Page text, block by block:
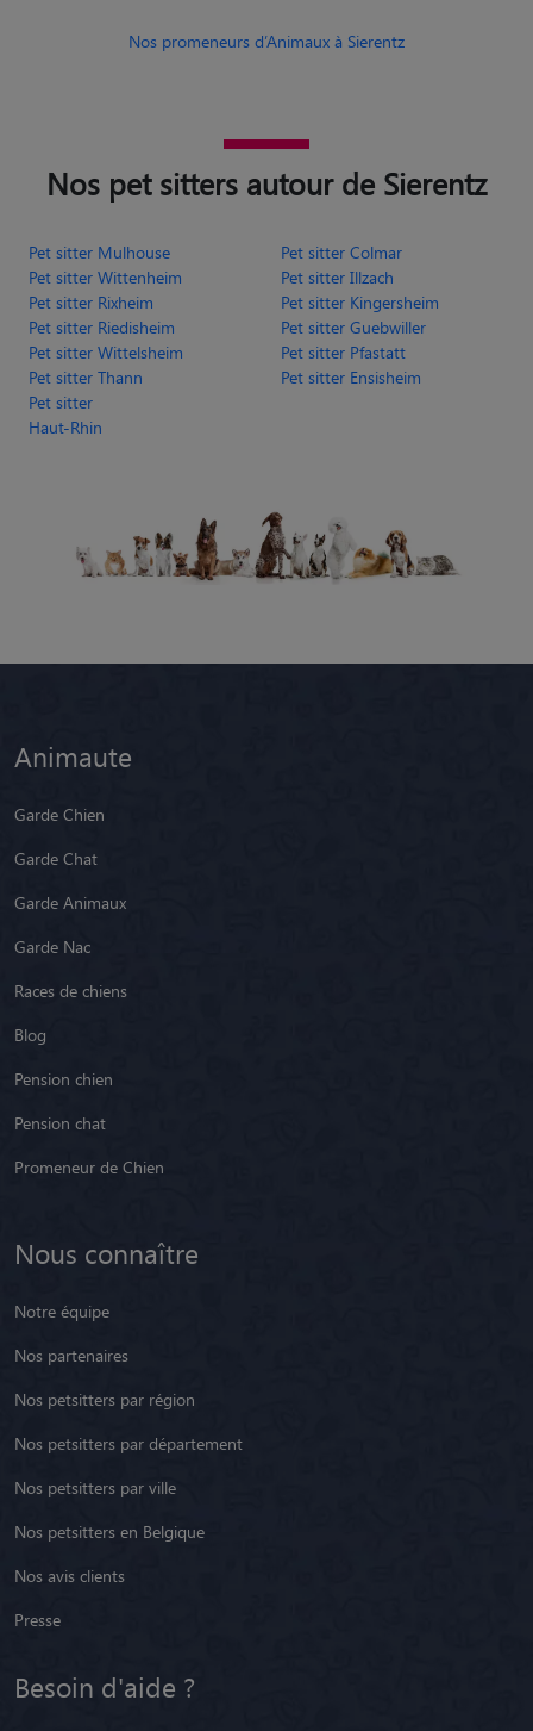
Nos promeneurs d’Animaux à Sierentz
Nos pet sitters autour de Sierentz
Pet sitter Mulhouse
Pet sitter Colmar
Pet sitter Wittenheim
Pet sitter Illzach
Pet sitter Rixheim
Pet sitter Kingersheim
Pet sitter Riedisheim
Pet sitter Guebwiller
Pet sitter Wittelsheim
Pet sitter Pfastatt
Pet sitter Thann
Pet sitter Ensisheim
Pet sitter
Haut-Rhin
Animaute
Garde Chien
Garde Chat
Garde Animaux
Garde Nac
Races de chiens
Blog
Pension chien
Pension chat
Promeneur de Chien
Nous connaître
Notre équipe
Nos partenaires
Nos petsitters par région
Nos petsitters par département
Nos petsitters par ville
Nos petsitters en Belgique
Nos avis clients
Presse
Besoin d'aide ?